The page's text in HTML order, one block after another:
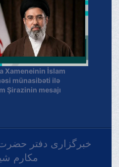
Xameneinin İslam
münasibəti ilə
Şirazinin mesajı
خبرگزاری دفتر
مکارم